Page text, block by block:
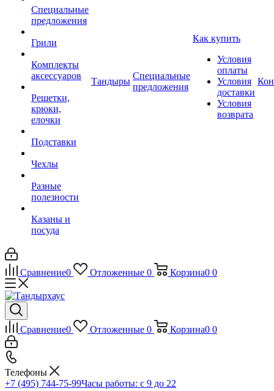
Специальные
предложения
Грили
Комплекты
аксессуаров
Решетки,
крюки,
елочки
Подставки
Чехлы
Разные
полезности
Казаны и
посуда
Тандыры
Специальные
предложения
Как купить
Условия
оплаты
Условия
доставки
Условия
возврата
Сравнение0 Отложенные 0 Корзина0 0
Сравнение0 Отложенные 0 Корзина0 0
Телефоны
+7 (495) 744-75-99Часы работы: c 9 до 22